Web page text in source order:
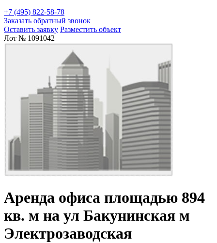
+7 (495) 822-58-78
Заказать обратный звонок
Оставить заявку Разместить объект
Лот № 1091042
Аренда офиса площадью 894
кв. м на ул Бакунинская м
Электрозаводская